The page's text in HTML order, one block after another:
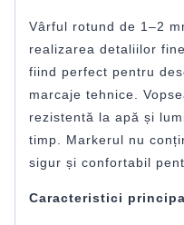
Vârful rotund de 1–2
realizarea detaliilor
fiind perfect pentru
marcaje tehnice.
rezistentă la apă și
timp. Markerul nu
sigur și confortabil
Caracteristici